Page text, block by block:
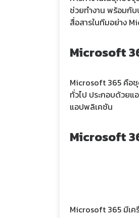
ช่วยทำงาน พร้อมกับ
สื่อสารในทีมอย่าง
Microsoft
Microsoft 365 คือชุ
ทั่วไป ประกอบด้วย
แอปพลิเคชัน
Microsoft
Microsoft 365 มีเค